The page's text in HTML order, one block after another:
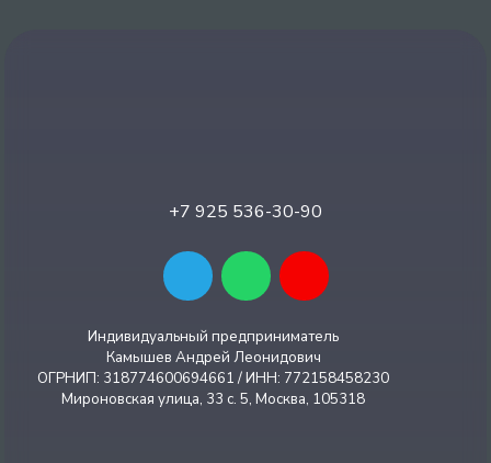
+7 925 536-30-90
Индивидуальный предприниматель
Камышев Андрей Леонидович
ОГРНИП: 318774600694661 / ИНН: 772158458230
Мироновская улица, 33 с. 5, Москва, 105318